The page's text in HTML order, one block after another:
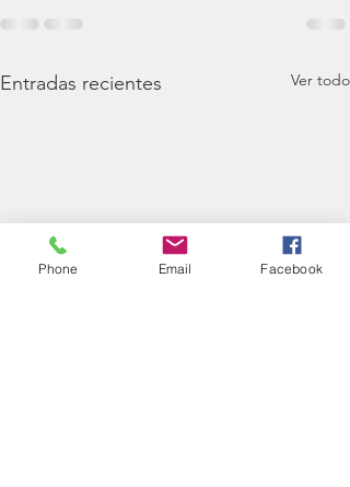
Entradas recientes Ver todo
Phone Email Facebook